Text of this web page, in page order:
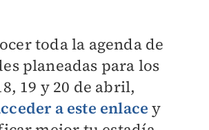
toda la agenda de
planeadas para los
19 y 20 de abril,
a este enlace y